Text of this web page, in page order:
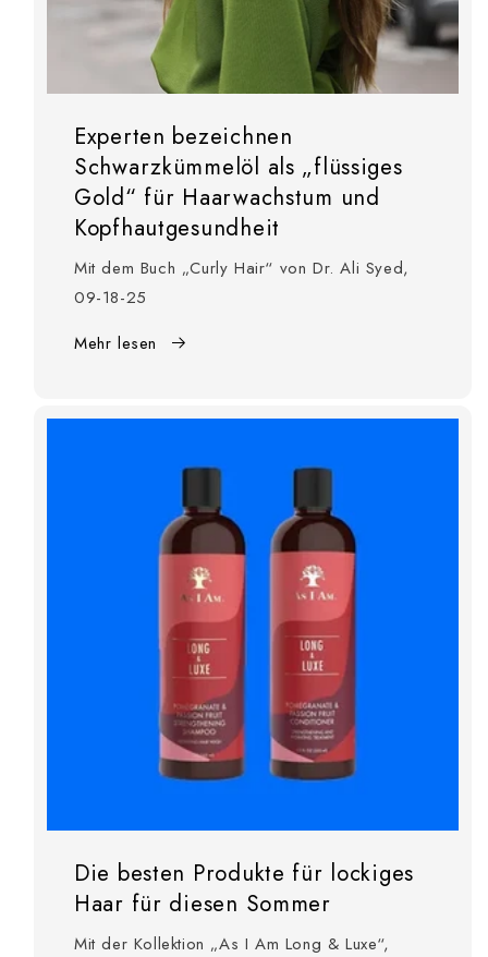
Experten bezeichnen
Schwarzkümmelöl als „flüssiges
Gold“ für Haarwachstum und
Kopfhautgesundheit
Mit dem Buch „Curly Hair“ von Dr. Ali Syed,
09-18-25
Mehr lesen
Die besten Produkte für lockiges
Haar für diesen Sommer
Mit der Kollektion „As I Am Long & Luxe“,